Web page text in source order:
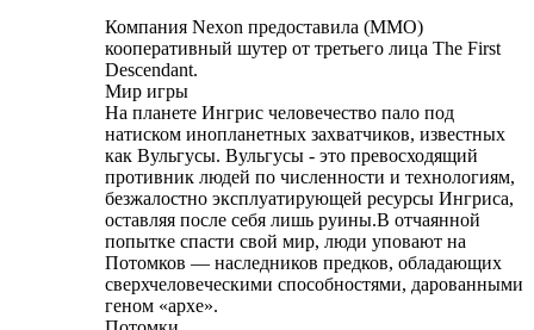
Компания Nexon предоставила (MMO)
кооперативный шутер от третьего лица The First
Descendant.
Мир игры
На планете Ингрис человечество пало под
натиском инопланетных захватчиков, известных
как Вульгусы. Вульгусы - это превосходящий
противник людей по численности и технологиям,
безжалостно эксплуатирующей ресурсы Ингриса,
оставляя после себя лишь руины.В отчаянной
попытке спасти свой мир, люди уповают на
Потомков — наследников предков, обладающих
сверхчеловеческими способностями, дарованными
геном «архе».